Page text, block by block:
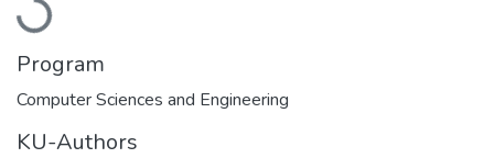
Loading...
Program
Computer Sciences and Engineering
KU-Authors